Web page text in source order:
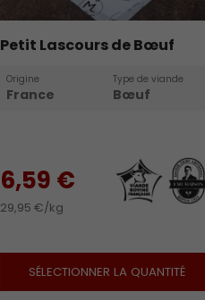
Petit Lascours de Bœuf
Origine
France
Type de viande
Bœuf
6,59 €
29,95 €/kg
SÉLECTIONNER LA QUANTITÉ